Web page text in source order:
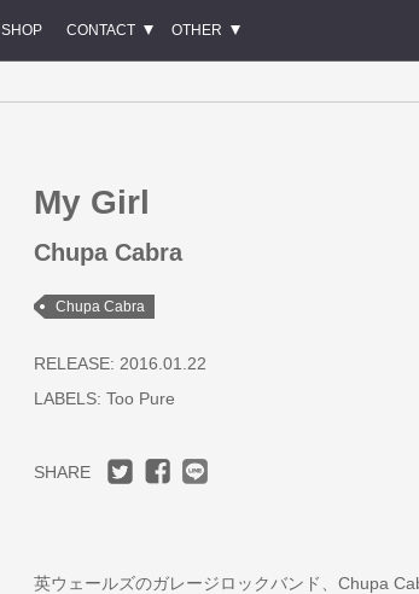
SHOP CONTACT OTHER
My Girl
Chupa Cabra
Chupa Cabra
RELEASE: 2016.01.22
LABELS: Too Pure
SHARE
英ウェールズのガレージロックバンド、Chupa